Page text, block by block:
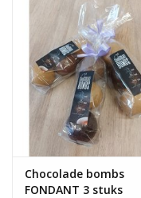
Chocolade bombs
FONDANT 3 stuks